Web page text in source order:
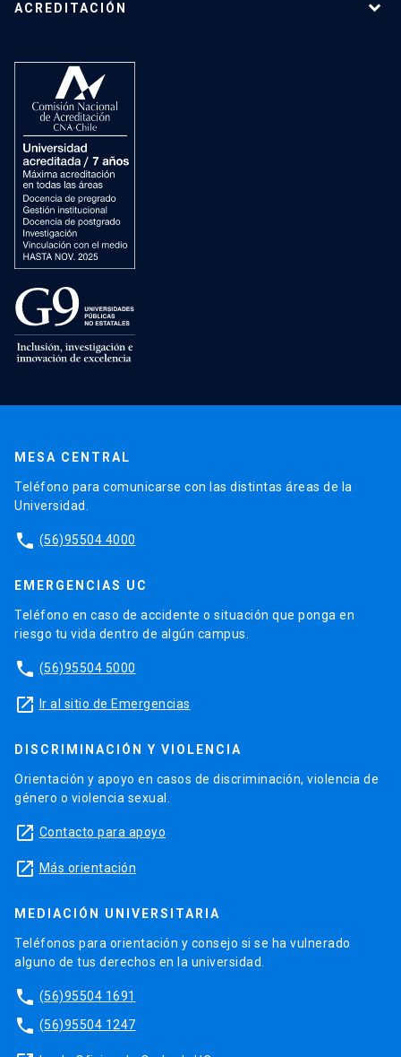
ACREDITACIÓN
MESA CENTRAL
Teléfono para comunicarse con las distintas áreas de la
Universidad.
phone (56)95504 4000
EMERGENCIAS UC
Teléfono en caso de accidente o situación que ponga en
riesgo tu vida dentro de algún campus.
phone (56)95504 5000
launch Ir al sitio de Emergencias
DISCRIMINACIÓN Y VIOLENCIA
Orientación y apoyo en casos de discriminación, violencia de
género o violencia sexual.
launch Contacto para apoyo
launch Más orientación
MEDIACIÓN UNIVERSITARIA
Teléfonos para orientación y consejo si se ha vulnerado
alguno de tus derechos en la universidad.
phone (56)95504 1691
phone (56)95504 1247